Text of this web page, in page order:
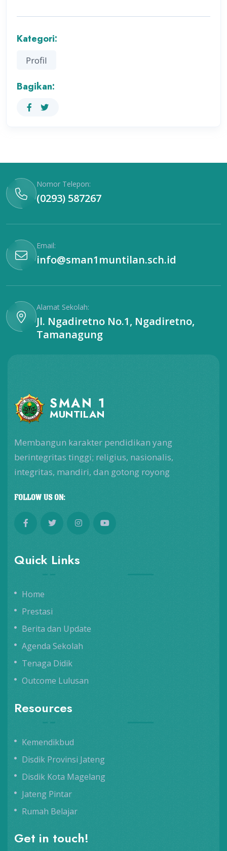
Kategori:
Profil
Bagikan:
Nomor Telepon:
(0293) 587267
Email:
info@sman1muntilan.sch.id
Alamat Sekolah:
Jl. Ngadiretno No.1, Ngadiretno,
Tamanagung
SMAN 1
MUNTILAN
Membangun karakter pendidikan yang
berintegritas tinggi; religius, nasionalis,
integritas, mandiri, dan gotong royong
FOLLOW US ON:
Quick Links
Home
Prestasi
Berita dan Update
Agenda Sekolah
Tenaga Didik
Outcome Lulusan
Resources
Kemendikbud
Disdik Provinsi Jateng
Disdik Kota Magelang
Jateng Pintar
Rumah Belajar
Get in touch!